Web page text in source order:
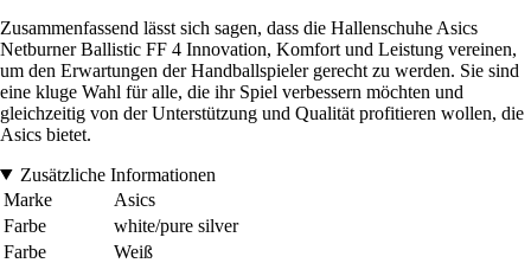
Zusammenfassend lässt sich sagen, dass die Hallenschuhe Asics
Netburner Ballistic FF 4 Innovation, Komfort und Leistung vereinen,
um den Erwartungen der Handballspieler gerecht zu werden. Sie sind
eine kluge Wahl für alle, die ihr Spiel verbessern möchten und
gleichzeitig von der Unterstützung und Qualität profitieren wollen, die
Asics bietet.
Zusätzliche Informationen
Marke
Asics
Farbe
white/pure silver
Farbe
Weiß